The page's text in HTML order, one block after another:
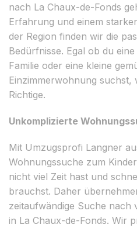
nach La Chaux-de-Fonds
Erfahrung und einem
der Region finden wir die
Bedürfnisse. Egal ob du
Familie oder eine kleine
Einzimmerwohnung suchst,
Richtige.
Unkomplizierte
Mit Umzugsprofi Langner
Wohnungssuche zum
nicht viel Zeit hast und
brauchst. Daher
zeitaufwändige Suche
in La Chaux-de-Fonds. Wir